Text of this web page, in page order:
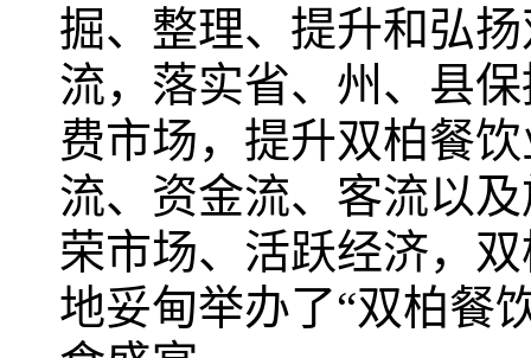
掘、整理、提升和弘
流，落实省、州、县
费市场，提升双柏餐
流、资金流、客流以
荣市场、活跃经济，
地妥甸举办了“双柏餐